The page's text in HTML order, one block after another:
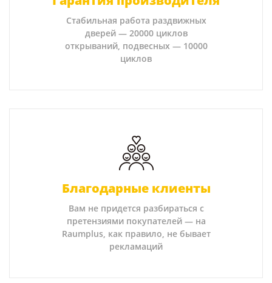
Стабильная работа раздвижных
дверей — 20000 циклов
открываний, подвесных — 10000
циклов
Благодарные клиенты
Вам не придется разбираться с
претензиями покупателей — на
Raumplus, как правило, не бывает
рекламаций